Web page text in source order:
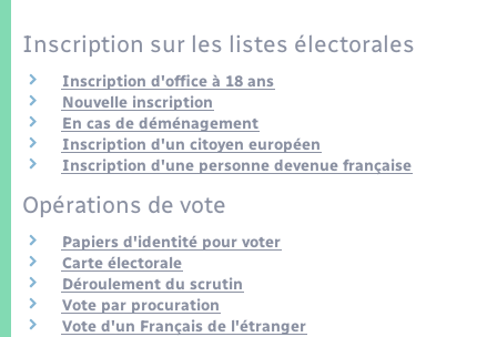
Inscription sur les listes électorales
Inscription d'office à 18 ans
Nouvelle inscription
En cas de déménagement
Inscription d'un citoyen européen
Inscription d'une personne devenue française
Opérations de vote
Papiers d'identité pour voter
Carte électorale
Déroulement du scrutin
Vote par procuration
Vote d'un Français de l'étranger